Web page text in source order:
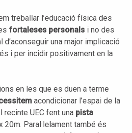
treballar l’educació física des
fortaleses personals i no des
una major implicació
i per incidir positivament en la
en les que es duen a terme
acondicionar l’espai de la
UEC fent una pista
20m. Paral·lelament també és